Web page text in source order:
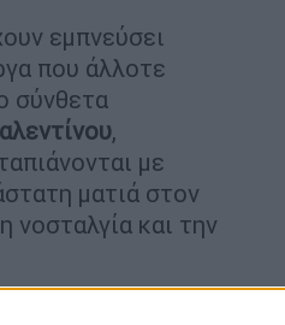
εμπνεύσει
που άλλοτε
σύνθετα
,
με
ματιά στον
νοσταλγία και την